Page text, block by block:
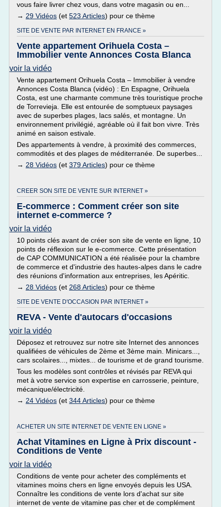
vous faire livrer chez vous, dans votre magasin ou en...
→ 29 Vidéos (et 523 Articles) pour ce thème
SITE DE VENTE PAR INTERNET EN FRANCE »
Vente appartement Orihuela Costa –
Immobilier vente Annonces Costa Blanca
voir la vidéo
Vente appartement Orihuela Costa – Immobilier à vendre
Annonces Costa Blanca (vidéo) : En Espagne, Orihuela
Costa, est une charmante commune très touristique proche
de Torrevieja. Elle est entourée de somptueux paysages
avec de superbes plages, lacs salés, et montagne. Un
environnement privilégié, agréable où il fait bon vivre. Très
animé en saison estivale.
Des appartements à vendre, à proximité des commerces,
commodités et des plages de méditerranée. De superbes...
→ 28 Vidéos (et 379 Articles) pour ce thème
CREER SON SITE DE VENTE SUR INTERNET »
E-commerce : Comment créer son site
internet e-commerce ?
voir la vidéo
10 points clés avant de créer son site de vente en ligne, 10
points de réflexion sur le e-commerce. Cette présentation
de CAP COMMUNICATION a été réalisée pour la chambre
de commerce et d'industrie des hautes-alpes dans le cadre
des réunions d'information aux entreprises, les Apéritic.
→ 28 Vidéos (et 268 Articles) pour ce thème
SITE DE VENTE D'OCCASION PAR INTERNET »
REVA - Vente d'autocars d'occasions
voir la vidéo
Déposez et retrouvez sur notre site Internet des annonces
qualifiées de véhicules de 2ème et 3ème main. Minicars...,
cars scolaires..., mixtes... de tourisme et de grand tourisme.
Tous les modèles sont contrôles et révisés par REVA qui
met à votre service son expertise en carrosserie, peinture,
mécanique/électricité.
→ 24 Vidéos (et 344 Articles) pour ce thème
ACHETER UN SITE INTERNET DE VENTE EN LIGNE »
Achat Vitamines en Ligne à Prix discount -
Conditions de Vente
voir la vidéo
Conditions de vente pour acheter des compléments et
vitamines moins chers en ligne envoyés depuis les USA.
Connaître les conditions de vente lors d'achat sur site
internet de vente de vitamine pas cher et de complément